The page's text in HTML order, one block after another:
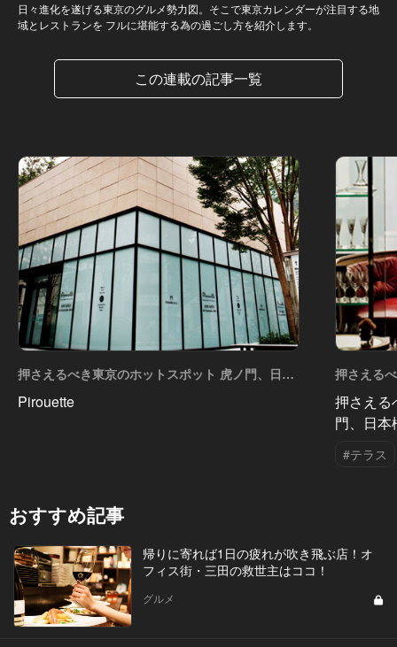
日々進化を遂げる東京のグルメ勢力図。そこで東京カレンダーが注目する地
域とレストランを フルに堪能する為の過ごし方を紹介します。
この連載の記事一覧
押さえるべき東京のホットスポット 虎ノ門、日本
Pirouette
押さえる
押さえる
門、日本
#テラス
おすすめ記事
帰りに寄れば1日の疲れが吹き飛ぶ店！オ
フィス街・三田の救世主はココ！
グルメ